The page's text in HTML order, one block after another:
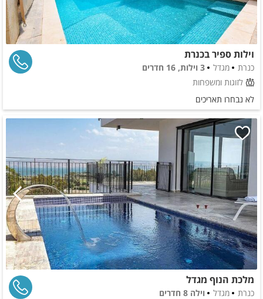
וילות ספיר בכנרת
כנרת מגדל
3 וילות, 16 חדרים
לזוגות ומשפחות
לא נבחרו תאריכים
מלכת הנוף מגדל
כנרת מגדל
וילה 8 חדרים